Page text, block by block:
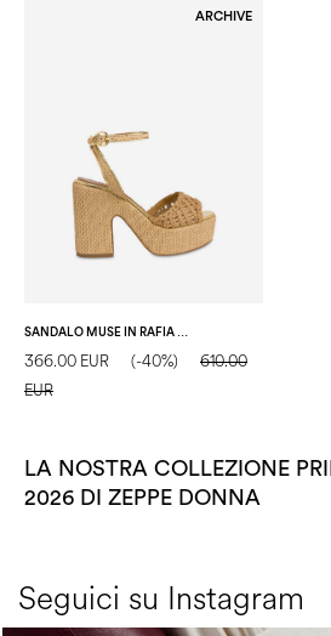
ARCHIVE
SANDALO MUSE IN RAFIA BEIGE
366.00 EUR (-40%)
610.00
EUR
LA NOSTRA COLLEZIONE
2026 DI ZEPPE DONNA
Seguici su Instagram